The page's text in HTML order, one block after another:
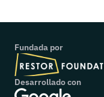
Fundada por
Desarrollado con